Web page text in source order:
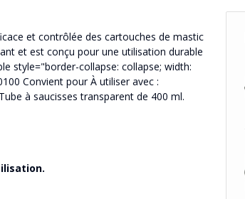
et contrôlée des cartouches de mastic
et est conçu pour une utilisation durable
style="border-collapse: collapse; width:
Convient pour À utiliser avec :
à saucisses transparent de 400 ml.